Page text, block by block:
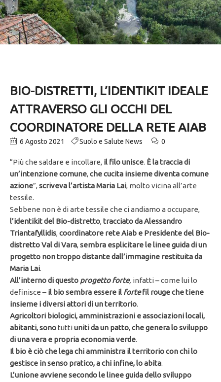
BIO-DISTRETTI, L’IDENTIKIT IDEALE
ATTRAVERSO GLI OCCHI DEL
COORDINATORE DELLA RETE AIAB
6 Agosto 2021 Suolo e Salute News 0
“Più che saldare e incollare, il filo unisce. È la traccia di
un’intenzione comune,che cucita insieme diventa comune
azione”,scriveva l’artista Maria Lai, molto vicina all’arte
tessile.
Sebbene non è di arte tessile che ci andiamo a occupare,
l’identikit del Bio-distretto,tracciato da Alessandro
Triantafyllidis,coordinatore rete Aiab e Presidente del Bio-
distretto Val di Vara,sembra esplicitare le linee guida di un
progetto non troppo distantedall’immagine restituita da
Maria Lai.
All’interno di questo progetto forte, infatti – come lui lo
definisce – il bio sembra essere il fortefil rouge che tiene
insieme i diversi attori di un territorio.
Agricoltori biologici, amministrazioni e associazioni locali,
abitanti, sonotuttiuniti da un patto,che genera lo sviluppo
di una vera e propria economia verde.
Il bio è ciò che lega chi amministra il territorio con chi lo
gestisce in senso pratico, a chi infine, lo abita.
L’unione avviene secondo le linee guida dello sviluppo